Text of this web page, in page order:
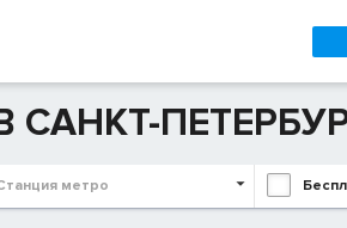
метро